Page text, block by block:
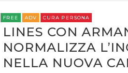
FREE ADV CURA PERSONA
LINES CON
NORMALIZZA
NELLA NUOVA